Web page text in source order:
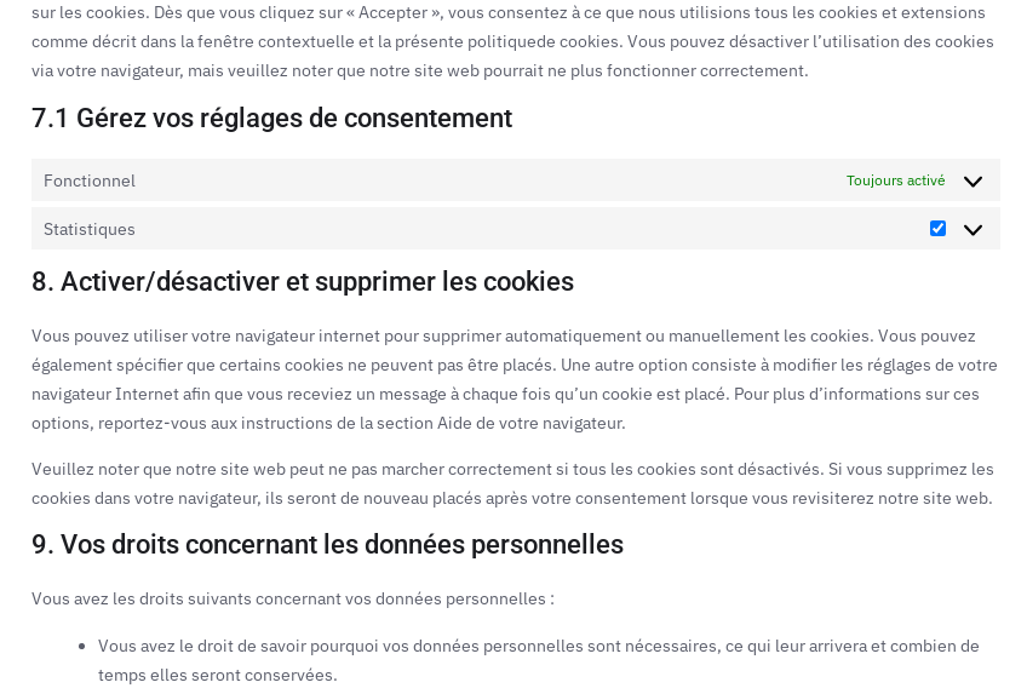
sur les cookies. Dès que vous cliquez sur « Accepter », vous consentez à ce que nous utilisions tous les cookies et extensions
comme décrit dans la fenêtre contextuelle et la présente politiquede cookies. Vous pouvez désactiver l’utilisation des cookies
via votre navigateur, mais veuillez noter que notre site web pourrait ne plus fonctionner correctement.
7.1 Gérez vos réglages de consentement
Fonctionnel Toujours activé
Statistiques
8. Activer/désactiver et supprimer les cookies
Vous pouvez utiliser votre navigateur internet pour supprimer automatiquement ou manuellement les cookies. Vous pouvez
également spécifier que certains cookies ne peuvent pas être placés. Une autre option consiste à modifier les réglages de votre
navigateur Internet afin que vous receviez un message à chaque fois qu’un cookie est placé. Pour plus d’informations sur ces
options, reportez-vous aux instructions de la section Aide de votre navigateur.
Veuillez noter que notre site web peut ne pas marcher correctement si tous les cookies sont désactivés. Si vous supprimez les
cookies dans votre navigateur, ils seront de nouveau placés après votre consentement lorsque vous revisiterez notre site web.
9. Vos droits concernant les données personnelles
Vous avez les droits suivants concernant vos données personnelles :
Vous avez le droit de savoir pourquoi vos données personnelles sont nécessaires, ce qui leur arrivera et combien de
temps elles seront conservées.